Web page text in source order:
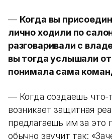
— Когда вы
лично ходили по
разговаривали с
вы тогда услышали от
понимала сама
— Когда создаешь что-
возникает защитная
предлагаешь им за это
обычно звучит так: